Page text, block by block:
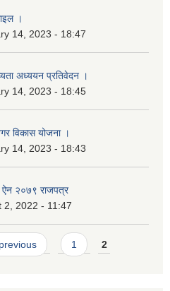
।
14, 2023 - 18:47
अध्ययन प्रतिवेदन ।
14, 2023 - 18:45
विकास योजना ।
14, 2023 - 18:43
ऐन २०७९ राजपत्र
2, 2022 - 11:47
1 2